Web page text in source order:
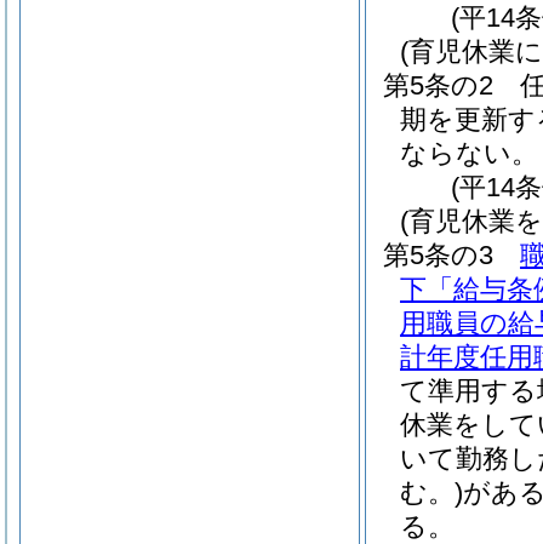
(平14
(育児休業
第5条の2
期を更新
ならない。
(平14
(育児休業
第5条の3
下「給与条
用職員の
計年度任用
て準用す
休業をし
いて勤務
む。)があ
る。